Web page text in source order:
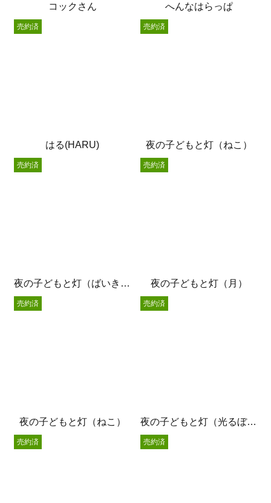
コックさん へんなはらっぱ
はる(HARU)
売約済
夜の子どもと灯（ねこ）
売約済
夜の子どもと灯（ばいきん君）
売約済
夜の子どもと灯（月）
売約済
夜の子どもと灯（ねこ）
売約済
夜の子どもと灯（光るぼうし）
売約済
売約済 売約済